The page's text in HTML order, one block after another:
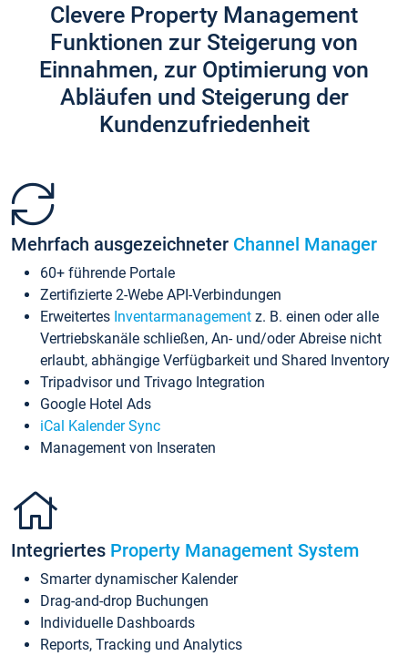
Clevere Property Management
Funktionen zur Steigerung von
Einnahmen, zur Optimierung von
Abläufen und Steigerung der
Kundenzufriedenheit
Mehrfach ausgezeichneter Channel Manager
60+ führende Portale
Zertifizierte 2-Webe API-Verbindungen
Erweitertes Inventarmanagement z. B. einen oder alle
Vertriebskanäle schließen, An- und/oder Abreise nicht
erlaubt, abhängige Verfügbarkeit und Shared Inventory
Tripadvisor und Trivago Integration
Google Hotel Ads
iCal Kalender Sync
Management von Inseraten
Integriertes Property Management System
Smarter dynamischer Kalender
Drag-and-drop Buchungen
Individuelle Dashboards
Reports, Tracking und Analytics